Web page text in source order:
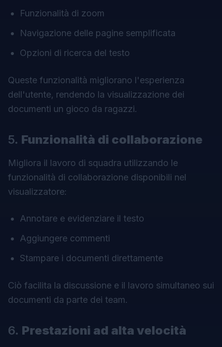
Funzionalità di zoom
Navigazione delle pagine semplificata
Opzioni di ricerca del testo
Queste funzionalità migliorano l'esperienza
dell'utente, rendendo la visualizzazione dei
documenti un gioco da ragazzi.
5. Funzionalità di collaborazione
Migliora il lavoro di squadra utilizzando le
funzionalità di collaborazione disponibili nel
visualizzatore:
Annotare e evidenziare il testo
Aggiungere commenti
Stampare i documenti direttamente
Ciò facilita la discussione e il lavoro simultaneo sui
documenti da parte dei team.
6. Prestazioni ad alta velocità